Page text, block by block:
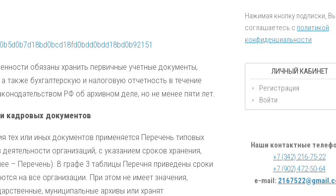
обязаны хранить первичные учетные документы,
также бухгалтерскую и налоговую отчетность в течение
РФ об архивном деле, но не менее пяти лет.
кадровых документов
тех или иных документов применяется Перечень типовых
организаций, с указанием сроков хранения,
– Перечень). В графе 3 таблицы Перечня приведены сроки
на все организации. При этом не имеет значения,
муниципальные архивы или хранят
Нажимая кнопку подписки,
соглашаетесь с политикой
конфиденциальности
ЛИЧНЫЙ КАБИНЕТ
Регистрация
Войти
Наши контактные
+7 (342) 216-75-22
+7 (902) 472-50-64
e-mail: